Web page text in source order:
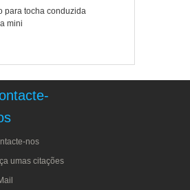
para tocha conduzida
mini
nos
umas citações